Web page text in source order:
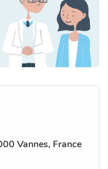
Vannes, France